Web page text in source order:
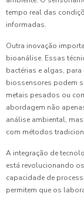
tempo real das
informadas.
Outra inovação
bioanálise. Essas
bactérias e algas,
biossensores podem
metais pesados ou
abordagem não
análise ambiental,
com métodos
A integração de
está revolucionando
capacidade de
permitem que os